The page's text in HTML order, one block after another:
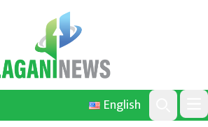
English
Search